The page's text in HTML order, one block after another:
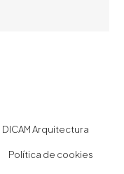
Arquitectura
Política de cookies